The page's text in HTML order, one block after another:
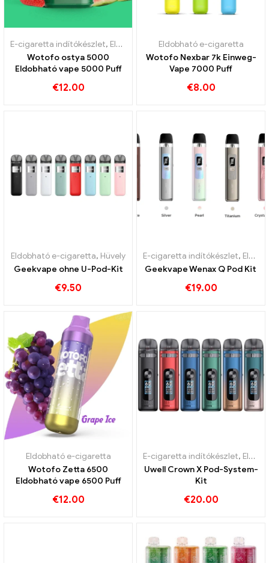
E-cigaretta indítókészlet, Eldobható e-cigaretta
Wotofo ostya 5000
Eldobható vape 5000 Puff
€12.00
Eldobható e-cigaretta
Wotofo Nexbar 7k Einweg-
Vape 7000 Puff
€8.00
Eldobható e-cigaretta, Hüvely
Geekvape ohne U-Pod-Kit
€9.50
E-cigaretta indítókészlet, Eldobható e-cigaretta
Geekvape Wenax Q Pod Kit
€19.00
Eldobható e-cigaretta
Wotofo Zetta 6500
Eldobható vape 6500 Puff
€12.00
E-cigaretta indítókészlet, Eldobható e-cigaretta
Uwell Crown X Pod-System-
Kit
€20.00